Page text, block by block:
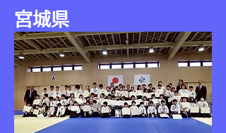
宮城県